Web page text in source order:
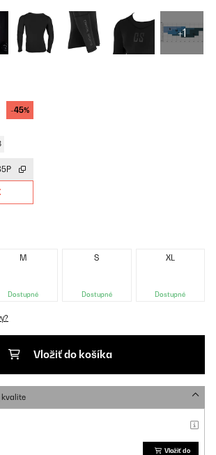
+1
-45%
M
Dostupné
S
Dostupné
XL
Dostupné
Vložiť do košíka
kvalite
Vložiť do